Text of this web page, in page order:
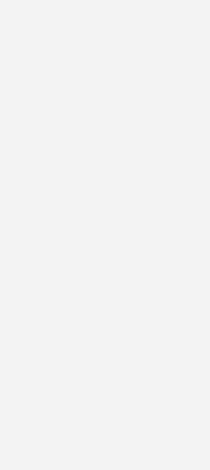
Niederlassungsleiter
Niederlassung München (Garching)
die Führung sowie Organisation der
zentraler Ansprechpartner für das
und Umgebung. Lang ist